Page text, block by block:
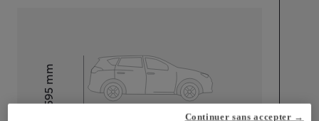
Hauteur
1 595
mm
Continuer sans accepter →